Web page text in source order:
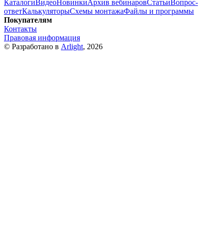
Каталоги ВидеоНовинкиАрхив вебинаровСтатьи Вопрос-
ответКалькуляторыСхемы монтажаФайлы и программы
Покупателям
Контакты
Правовая информация
© Разработано в Arlight, 2026